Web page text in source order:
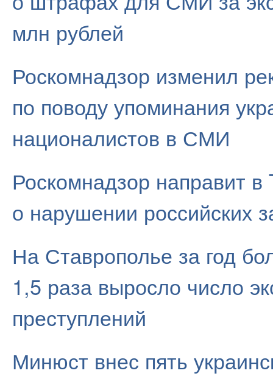
млн рублей
Роскомнадзор изменил
по поводу упоминания
националистов в СМИ
Роскомнадзор направит в
о нарушении российских
На Ставрополье за год
1,5 раза выросло число
преступлений
Минюст внес пять